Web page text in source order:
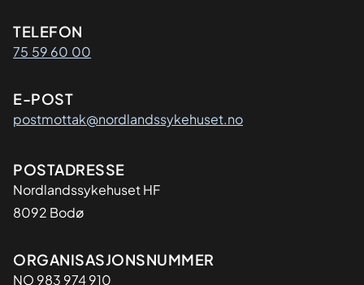
Kontaktinformasjon
TELEFON
75 59 60 00
E-POST
postmottak@nordlandssykehuset.no
Adresse
POSTADRESSE
Nordlandssykehuset HF
8092 Bodø
Organisasjon
ORGANISASJONSNUMMER
NO 983 974 910